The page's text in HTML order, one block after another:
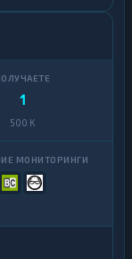
1
500 K